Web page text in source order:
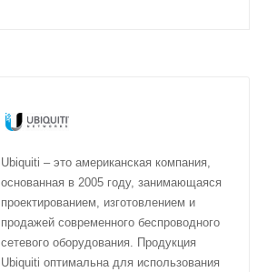
Ubiquiti – это американская компания,
основанная в 2005 году, занимающаяся
проектированием, изготовлением и
продажей современного беспроводного
сетевого оборудования. Продукция
Ubiquiti оптимальна для использования